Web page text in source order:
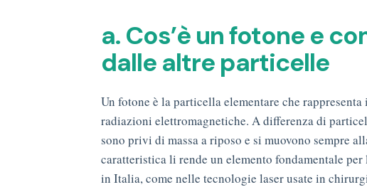
a. Cos’è un fotone e
dalle altre particelle
Un fotone è la particella elementare che
radiazioni elettromagnetiche. A differenza di
sono privi di massa a riposo e si muovono sempre
caratteristica li rende un elemento fondamentale
in Italia, come nelle tecnologie laser usate in